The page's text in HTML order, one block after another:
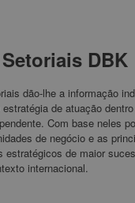
DBK
dão-lhe a informação
de atuação
Com base neles
de negócio e as
estratégicos de maior
internacional.